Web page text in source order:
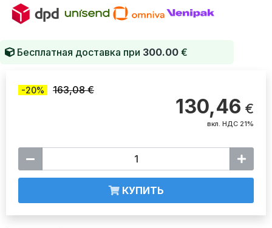
Бесплатная доставка при 300.00 €
-20% 163,08 €
130,46 €
вкл. НДС 21%
КУПИТЬ